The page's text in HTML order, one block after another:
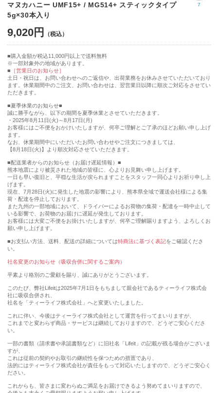
7
マヌカハニー UMF15+ / MG514+ スティックタイプ
5g×30本入り
9,020円
購入金額が税込11,000円以上で送料無料
※一部対象外の地域があります。
［営業日のお知らせ］
土日・祝日は、お問い合わせへのご返信や、出荷業務をお休みさせていただいており
ます。休業期間中のご注文、お問い合わせは、翌営業日以降に順次ご対応をさせてい
ただきます。
■夏季休業のお知らせ■
誠に勝手ながら、以下の期間を夏季休業とさせていただきます。
・2025年8月11日(火)～8月17日(月)
お客様にはご不便をおかけいたしますが、何卒ご理解とご了承のほどお願い申し上げ
ます。
なお、休業期間中にいただいたお問い合わせやご注文につきましては、
【8月18日(火)】より順次対応させていただきます。
■配送業者からのお知らせ（お届け遅延情報）■
熊本地震により被災された地域の皆様に、心よりお見舞い申し上げます。
一日も早い復旧と、平穏な生活が戻られますことをスタッフ一同心よりお祈り申し上
げます。
現在、7月28日(火)に発生した地震の影響により、熊本県全域で運送会社様による集
荷・配達を停止しております。
また九州の一部地域において、ドライバーによるお荷物の集荷・配達を一時中止して
いる影響で、お荷物のお届けに遅延が発生しております。
お客様には大変ご不便をお掛けいたしますが、何卒ご理解賜りますよう、よろしくお
願い申し上げます。
■お支払い方法、送料、配送の詳細については特商法に基づく表記をご確認くださ
い。
社名変更のお知らせ（吸収合併に関するご案内）
平素より格別のご愛顧を賜り、誠にありがとうございます。
このたび、弊社Lifeitは2025年7月1日をもちまして親会社であるティーライフ株式会
社に吸収合併され、
社名を「ティーライフ株式会社」へと変更いたしました。
これに伴い、今後はティーライフ株式会社として運営を行ってまいりますが、
これまでと変わらず商品・サービスは継続しておりますので、どうぞご安心くださ
い。
一部の書類（請求書や承認書類など）に旧社名「Lifeit」の記載が残る場合がございま
すが、
これは従前の契約やお取引の継続性を保つための措置であり、
法的にはティーライフ株式会社が責任をもって対応いたしますので、どうぞご安心く
ださい。
これからも、皆さまに変わらぬご満足をお届けできるよう努めてまいりますので、